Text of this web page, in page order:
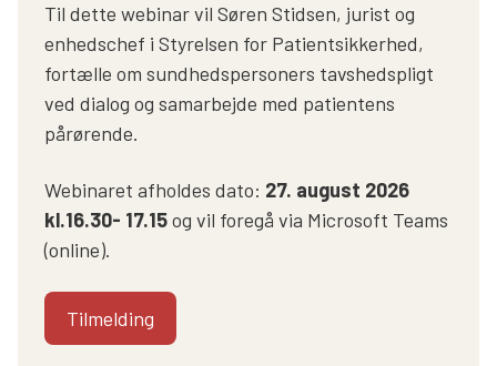
Til dette webinar vil Søren Stidsen, jurist og
enhedschef i Styrelsen for Patientsikkerhed,
fortælle om sundhedspersoners tavshedspligt
ved dialog og samarbejde med patientens
pårørende.
Webinaret afholdes dato: 27. august 2026
kl.16.30- 17.15og vil foregå via Microsoft Teams
(online).
Tilmelding